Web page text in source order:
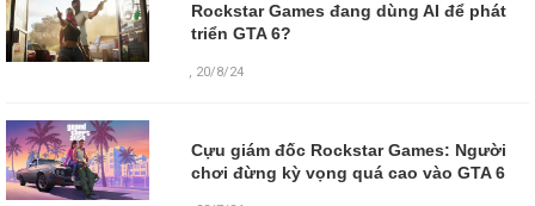
Rockstar Games đang dùng AI để phát
triển GTA 6?
20/8/24
Cựu giám đốc Rockstar Games: Người
chơi đừng kỳ vọng quá cao vào GTA 6